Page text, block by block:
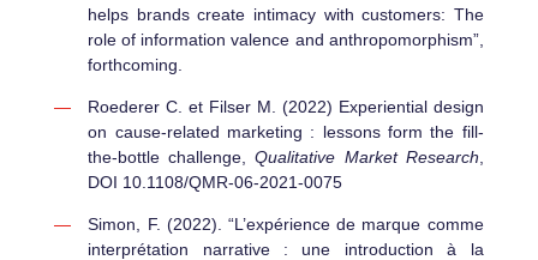
helps brands create intimacy with customers: The
role of information valence and anthropomorphism”,
forthcoming.
Roederer C. et Filser M. (2022) Experiential design
on cause-related marketing : lessons form the fill-
the-bottle challenge,Qualitative Market Research
DOI 10.1108/QMR-06-2021-0075
Simon, F. (2022). “L’expérience de marque comme
interprétation narrative : une introduction à la